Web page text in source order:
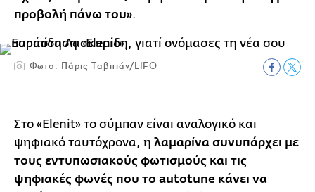
προβολή πάνω του».
Φωτο: Πάρις Ταβιτιάν/LIFO
Στο «Elenit» το σύμπαν είναι αναλογικό και
ψηφιακό ταυτόχρονα, η λαμαρίνα συνυπάρχει με
τους εντυπωσιακούς φωτισμούς και τις
ψηφιακές φωνές που το autotune κάνει να